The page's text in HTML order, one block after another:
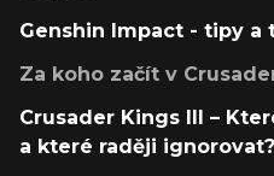
Genshin Impact - tipy a
Za koho začít v
Crusader Kings III –
a které raději ignorovat?